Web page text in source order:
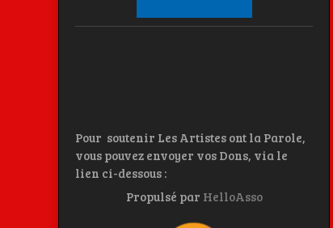
Pour soutenir Les Artistes ont la Parole,
vous pouvez envoyer vos Dons, via le
lien ci-dessous :
Propulsé par HelloAsso